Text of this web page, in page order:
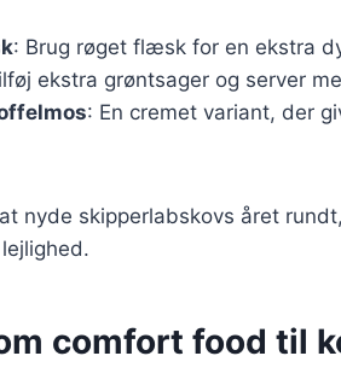
: Brug røget flæsk for en ekstra
ekstra grøntsager og server
: En cremet variant, der
nyde skipperlabskovs året
comfort food til